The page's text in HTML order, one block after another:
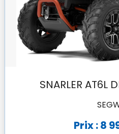
SNARLER AT6L
Prix : 8